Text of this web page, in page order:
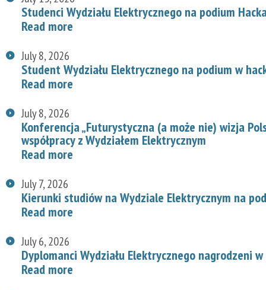
Studenci Wydziału Elektrycznego na podium
Read more
July 8, 2026
Student Wydziału Elektrycznego na podium w
Read more
July 8, 2026
Konferencja „Futurystyczna (a może nie) wizja
współpracy z Wydziałem Elektrycznym
Read more
July 7, 2026
Kierunki studiów na Wydziale Elektrycznym na
Read more
July 6, 2026
Dyplomanci Wydziału Elektrycznego nagrodzeni
Read more